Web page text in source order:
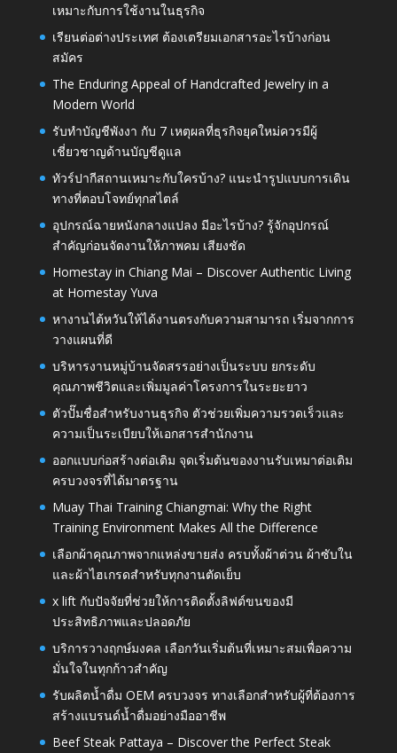
เหมาะกับการใช้งานในธุรกิจ
เรียนต่อต่างประเทศ ต้องเตรียมเอกสารอะไรบ้างก่อน
สมัคร
The Enduring Appeal of Handcrafted Jewelry in a
Modern World
รับทำบัญชีพังงา กับ 7 เหตุผลที่ธุรกิจยุคใหม่ควรมีผู้
เชี่ยวชาญด้านบัญชีดูแล
ทัวร์ปากีสถานเหมาะกับใครบ้าง? แนะนำรูปแบบการเดิน
ทางที่ตอบโจทย์ทุกสไตล์
อุปกรณ์ฉายหนังกลางแปลง มีอะไรบ้าง? รู้จักอุปกรณ์
สำคัญก่อนจัดงานให้ภาพคม เสียงชัด
Homestay in Chiang Mai – Discover Authentic Living
at Homestay Yuva
หางานไต้หวันให้ได้งานตรงกับความสามารถ เริ่มจากการ
วางแผนที่ดี
บริหารงานหมู่บ้านจัดสรรอย่างเป็นระบบ ยกระดับ
คุณภาพชีวิตและเพิ่มมูลค่าโครงการในระยะยาว
ตัวปั๊มชื่อสำหรับงานธุรกิจ ตัวช่วยเพิ่มความรวดเร็วและ
ความเป็นระเบียบให้เอกสารสำนักงาน
ออกแบบก่อสร้างต่อเติม จุดเริ่มต้นของงานรับเหมาต่อเติม
ครบวงจรที่ได้มาตรฐาน
Muay Thai Training Chiangmai: Why the Right
Training Environment Makes All the Difference
เลือกผ้าคุณภาพจากแหล่งขายส่ง ครบทั้งผ้าต่วน ผ้าซับใน
และผ้าไฮเกรดสำหรับทุกงานตัดเย็บ
x lift กับปัจจัยที่ช่วยให้การติดตั้งลิฟต์ขนของมี
ประสิทธิภาพและปลอดภัย
บริการวางฤกษ์มงคล เลือกวันเริ่มต้นที่เหมาะสมเพื่อความ
มั่นใจในทุกก้าวสำคัญ
รับผลิตน้ำดื่ม OEM ครบวงจร ทางเลือกสำหรับผู้ที่ต้องการ
สร้างแบรนด์น้ำดื่มอย่างมืออาชีพ
Beef Steak Pattaya – Discover the Perfect Steak